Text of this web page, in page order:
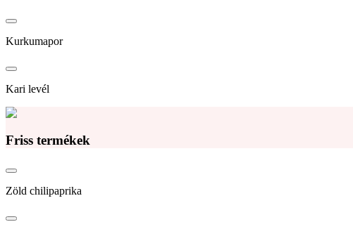
Kurkumapor
Kari levél
Friss termékek
Zöld chilipaprika